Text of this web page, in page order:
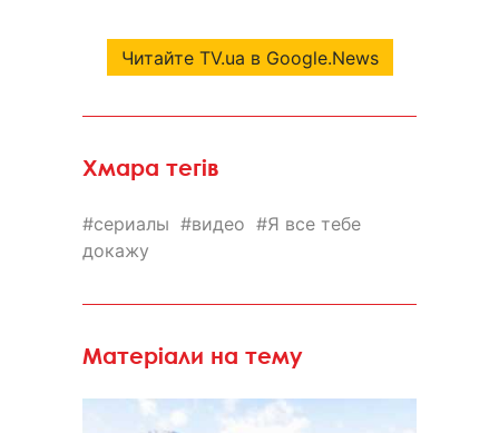
Читайте TV.ua в Google.News
Хмара тегів
сериалы видео
Я все тебе
докажу
Матеріали на тему